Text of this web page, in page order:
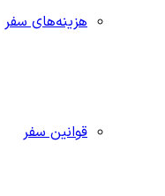
هزینه‌های سفر
قوانین سفر